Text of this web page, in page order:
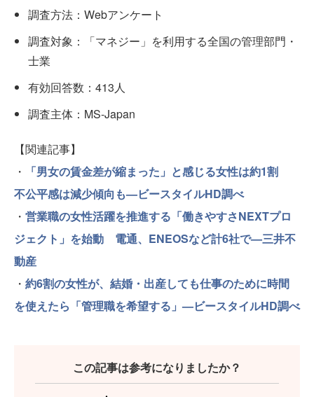
調査方法：Webアンケート
調査対象：「マネジー」を利用する全国の管理部門・
士業
有効回答数：413人
調査主体：MS-Japan
【関連記事】
・
「男女の賃金差が縮まった」と感じる女性は約1割
不公平感は減少傾向も—ビースタイルHD調べ
・ 営業職の女性活躍を推進する「働きやすさNEXTプロ
ジェクト」を始動 電通、ENEOSなど計6社で—三井不
動産
・ 約6割の女性が、結婚・出産しても仕事のために時間
を使えたら「管理職を希望する」—ビースタイルHD調べ
この記事は参考になりましたか？